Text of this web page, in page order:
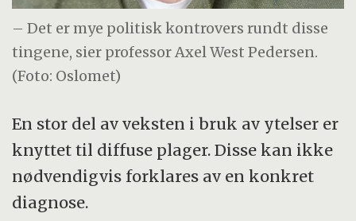
– Det er mye politisk kontrovers rundt disse
tingene, sier professor Axel West Pedersen.
(Foto: Oslomet)
En stor del av veksten i bruk av ytelser er
knyttet til diffuse plager. Disse kan ikke
nødvendigvis forklares av en konkret
diagnose.